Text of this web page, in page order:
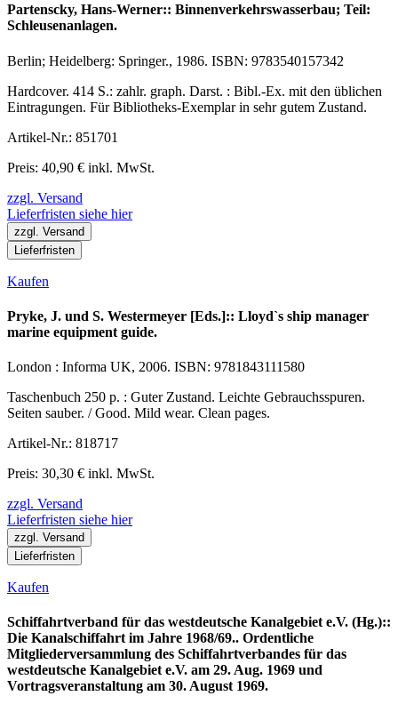
Partenscky, Hans-Werner:: Binnenverkehrswasserbau; Teil:
Schleusenanlagen.
Berlin; Heidelberg: Springer., 1986. ISBN: 9783540157342
Hardcover. 414 S.: zahlr. graph. Darst. : Bibl.-Ex. mit den üblichen
Eintragungen. Für Bibliotheks-Exemplar in sehr gutem Zustand.
Artikel-Nr.: 851701
Preis: 40,90 € inkl. MwSt.
zzgl. Versand
Lieferfristen siehe hier
zzgl. Versand
Lieferfristen
Kaufen
Pryke, J. und S. Westermeyer [Eds.]:: Lloyd`s ship manager
marine equipment guide.
London : Informa UK, 2006. ISBN: 9781843111580
Taschenbuch 250 p. : Guter Zustand. Leichte Gebrauchsspuren.
Seiten sauber. / Good. Mild wear. Clean pages.
Artikel-Nr.: 818717
Preis: 30,30 € inkl. MwSt.
zzgl. Versand
Lieferfristen siehe hier
zzgl. Versand
Lieferfristen
Kaufen
Schiffahrtverband für das westdeutsche Kanalgebiet e.V. (Hg.)::
Die Kanalschiffahrt im Jahre 1968/69.. Ordentliche
Mitgliederversammlung des Schiffahrtverbandes für das
westdeutsche Kanalgebiet e.V. am 29. Aug. 1969 und
Vortragsveranstaltung am 30. August 1969.